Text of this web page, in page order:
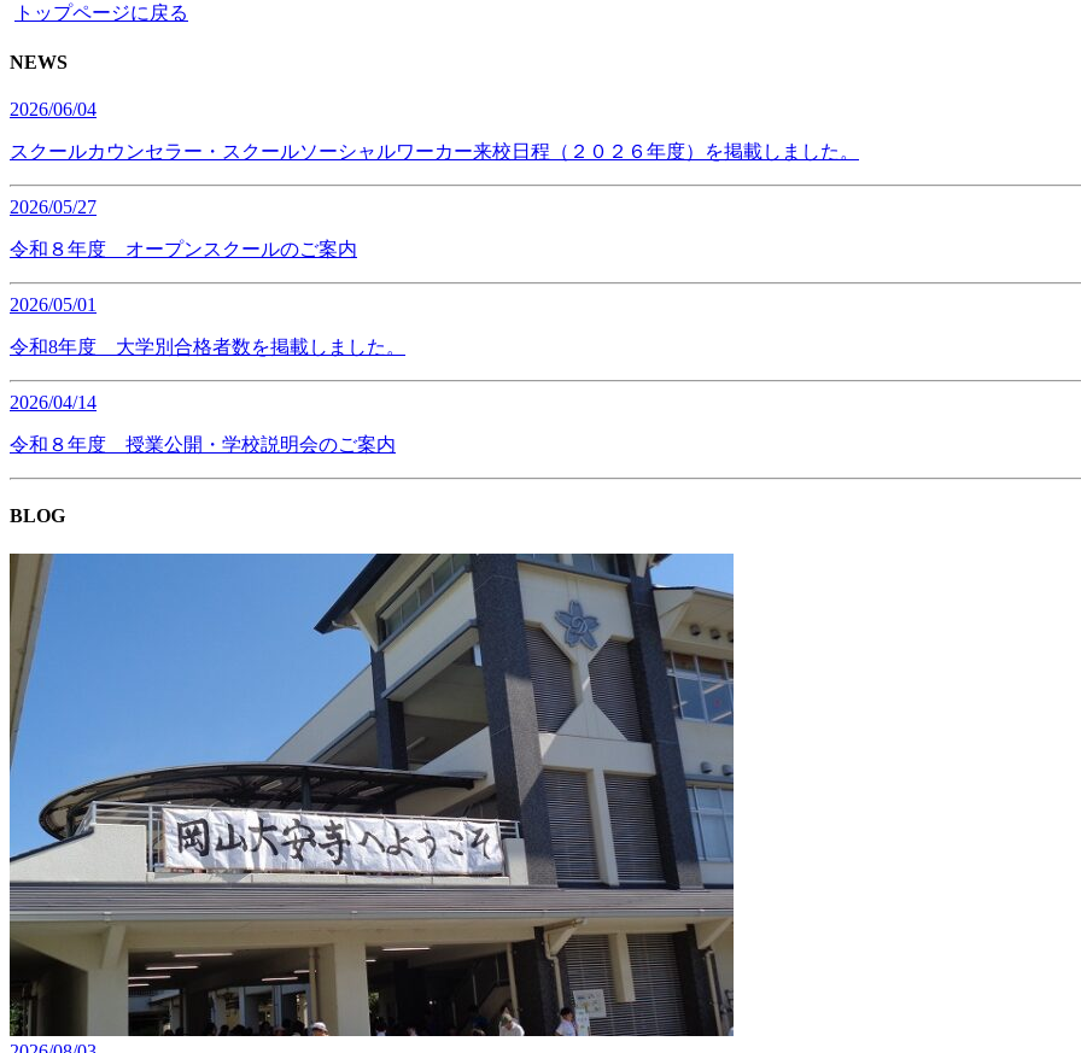
トップページに戻る
NEWS
2026/06/04
スクールカウンセラー・スクールソーシャルワーカー来校日程（２０２６年度）を掲載しました。
2026/05/27
令和８年度 オープンスクールのご案内
2026/05/01
令和8年度 大学別合格者数を掲載しました。
2026/04/14
令和８年度 授業公開・学校説明会のご案内
BLOG